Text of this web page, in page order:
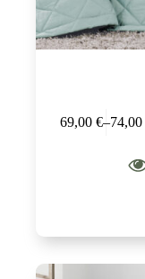
69,00 €–74,00